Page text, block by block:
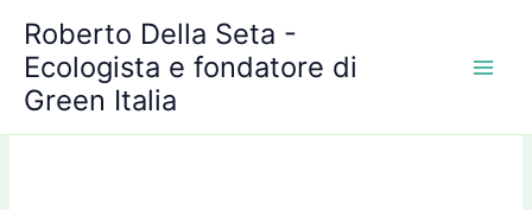
contenuto
Roberto Della Seta -
Ecologista e fondatore di
Green Italia
r
c
h